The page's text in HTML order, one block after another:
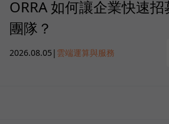
ORRA 如何讓企業快速
團隊？
2026.08.05 | 雲端運算與服務